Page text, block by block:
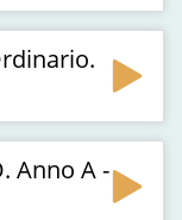
Anno A -